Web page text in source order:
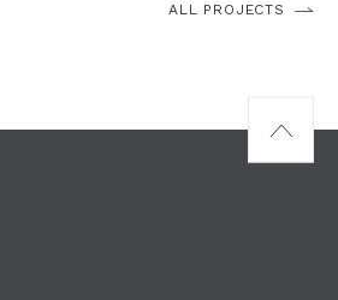
ALL PROJECTS